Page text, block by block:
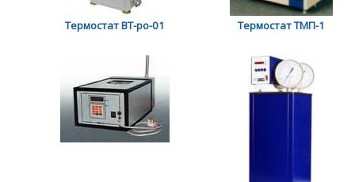
Термостат ВТ-ро-01 Термостат ТМП-1